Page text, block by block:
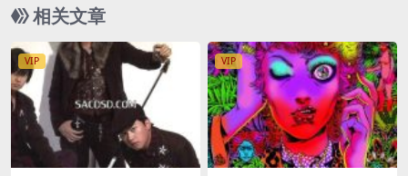
相关文章
VIP VIP